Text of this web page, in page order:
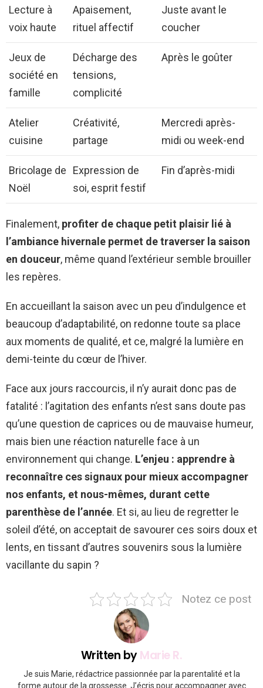
Lecture à
voix haute
Apaisement,
rituel affectif
Juste avant le
coucher
Jeux de
société en
famille
Décharge des
tensions,
complicité
Après le goûter
Atelier
cuisine
Créativité,
partage
Mercredi après-
midi ou week-end
Bricolage de
Noël
Expression de
soi, esprit festif
Fin d’après-midi
Finalement, profiter de chaque petit plaisir lié à
l’ambiance hivernale permet de traverser la saison
en douceur, même quand l’extérieur semble brouiller
les repères.
En accueillant la saison avec un peu d’indulgence et
beaucoup d’adaptabilité, on redonne toute sa place
aux moments de qualité, et ce, malgré la lumière en
demi-teinte du cœur de l’hiver.
Face aux jours raccourcis, il n’y aurait donc pas de
fatalité : l’agitation des enfants n’est sans doute pas
qu’une question de caprices ou de mauvaise humeur,
mais bien une réaction naturelle face à un
environnement qui change. L’enjeu : apprendre à
reconnaître ces signaux pour mieux accompagner
nos enfants, et nous-mêmes, durant cette
parenthèse de l’année. Et si, au lieu de regretter le
soleil d’été, on acceptait de savourer ces soirs doux et
lents, en tissant d’autres souvenirs sous la lumière
vacillante du sapin ?
Notez ce post
Written byMarie R.
Je suis Marie, rédactrice passionnée par la parentalité et la
forme autour de la grossesse. J’écris pour accompagner avec